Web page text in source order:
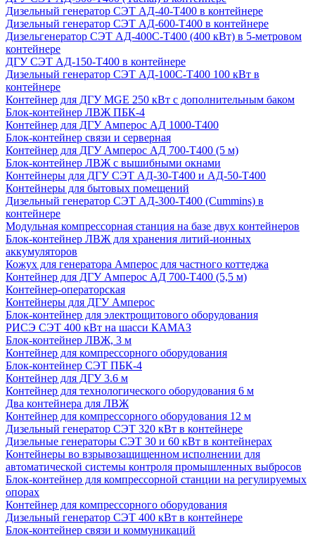
Дизельный генератор СЭТ АД-40-Т400 в контейнере
Дизельный генератор СЭТ АД-600-Т400 в контейнере
Дизельгенератор СЭТ АД-400С-Т400 (400 кВт) в 5-метровом
контейнере
ДГУ СЭТ АД-150-Т400 в контейнере
Дизельный генератор СЭТ АД-100С-Т400 100 кВт в
контейнере
Контейнер для ДГУ MGE 250 кВт с дополнительным баком
Блок-контейнер ЛВЖ ПБК-4
Контейнер для ДГУ Амперос АД 1000-Т400
Блок-контейнер связи и серверная
Контейнер для ДГУ Амперос АД 700-Т400 (5 м)
Блок-контейнер ЛВЖ с вышибными окнами
Контейнеры для ДГУ СЭТ АД-30-Т400 и АД-50-Т400
Контейнеры для бытовых помещений
Дизельный генератор СЭТ АД-300-Т400 (Cummins) в
контейнере
Модульная компрессорная станция на базе двух контейнеров
Блок-контейнер ЛВЖ для хранения литий-ионных
аккумуляторов
Кожух для генератора Амперос для частного коттеджа
Контейнер для ДГУ Амперос АД 700-Т400 (5,5 м)
Контейнер-операторская
Контейнеры для ДГУ Амперос
Блок-контейнер для электрощитового оборудования
РИСЭ СЭТ 400 кВт на шасси КАМАЗ
Блок-контейнер ЛВЖ, 3 м
Контейнер для компрессорного оборудования
Блок-контейнер СЭТ ПБК-4
Контейнер для ДГУ 3.6 м
Контейнер для технологического оборудования 6 м
Два контейнера для ЛВЖ
Контейнер для компрессорного оборудования 12 м
Дизельный генератор СЭТ 320 кВт в контейнере
Дизельные генераторы СЭТ 30 и 60 кВт в контейнерах
Контейнеры во взрывозащищенном исполнении для
автоматической системы контроля промышленных выбросов
Блок-контейнер для компрессорной станции на регулируемых
опорах
Контейнер для компрессорного оборудования
Дизельный генератор СЭТ 400 кВт в контейнере
Блок-контейнер связи и коммуникаций